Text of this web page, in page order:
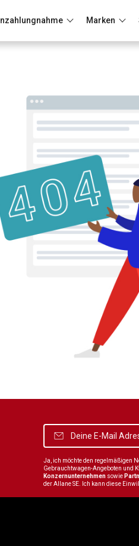
Inzahlungnahme Marken
Ja, ich möchte den regelmäßigen
Gebrauchtwagen-Angeboten und
Konzernunternehmen sowie
der Allane SE. Ich kann diese